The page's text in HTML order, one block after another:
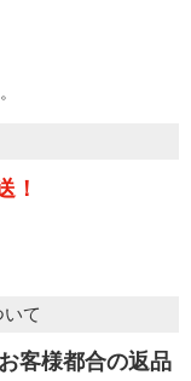
！
て
客様都合の返品